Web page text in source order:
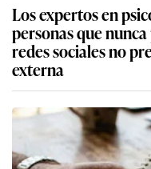
Los expertos en
personas que
redes sociales no
externa